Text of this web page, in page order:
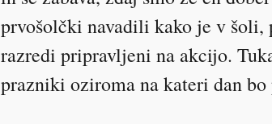
prvošolčki navadili kako je v šoli,
razredi pripravljeni na akcijo.
prazniki oziroma na kateri dan bo